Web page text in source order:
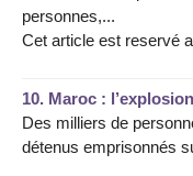
personnes,...
Cet article est reservé a
10. Maroc :
Des milliers de
détenus emprisonnés